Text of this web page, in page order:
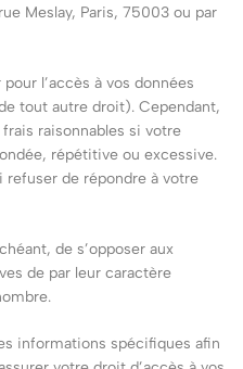
Meslay, Paris, 75003 ou par
l’accès à vos données
tout autre droit). Cependant,
raisonnables si votre
répétitive ou excessive.
refuser de répondre à votre
de s’opposer aux
de par leur caractère
informations spécifiques afin